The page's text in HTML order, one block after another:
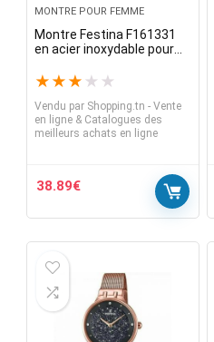
MONTRE POUR FEMME
Montre Festina F161331
en acier inoxydable pour
avec une nouvelle batterie
★ ★ ★ ★ ★
Vendu parShopping.tn - Vente
en ligne & Catalogues des
meilleurs achats en ligne
38.89€